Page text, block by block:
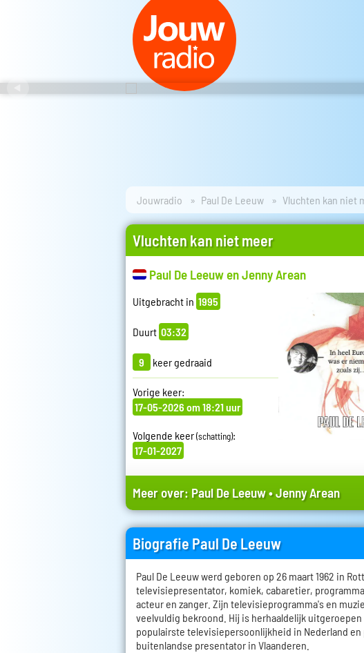
Jouwradio Paul De Leeuw Vluchten kan niet
Vluchten kan niet meer
Paul De Leeuw en Jenny Arean
Uitgebracht in 1995
Duurt 03:32
9 keer gedraaid
Vorige keer:
17-05-2026 om 18:21 uur
Volgende keer(schatting):
17-01-2027
Meer over: Paul De Leeuw•Jenny Arean
Biografie Paul De Leeuw
Paul De Leeuw werd geboren op 26 maart 1962 in
televisiepresentator, komiek, cabaretier,
acteur en zanger. Zijn televisieprogramma's en
veelvuldig bekroond. Hij is herhaaldelijk
populairste televisiepersoonlijkheid in Nederland
buitenlandse presentator in Vlaanderen.